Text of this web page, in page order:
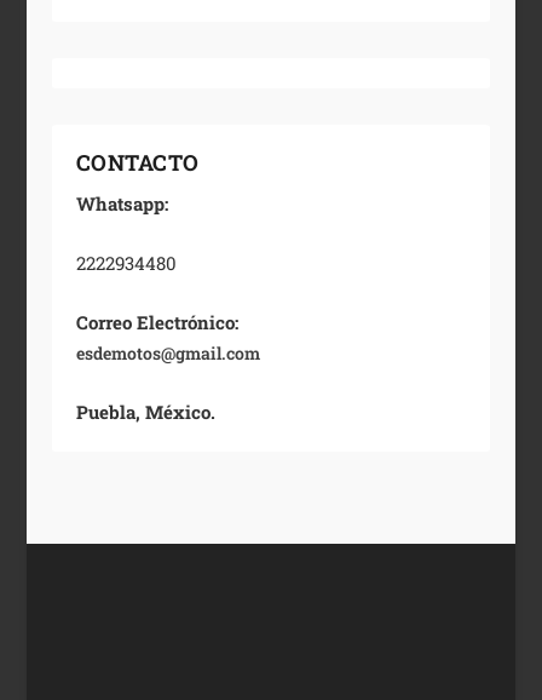
CONTACTO
Whatsapp:
2222934480
Correo Electrónico:
esdemotos@gmail.com
Puebla, México.